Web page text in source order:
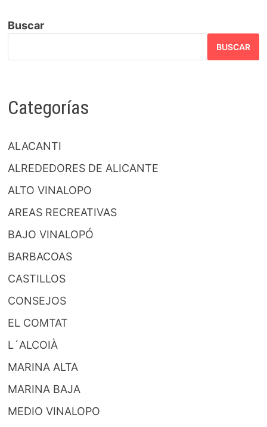
Buscar
BUSCAR
Categorías
ALACANTI
ALREDEDORES DE ALICANTE
ALTO VINALOPO
AREAS RECREATIVAS
BAJO VINALOPÓ
BARBACOAS
CASTILLOS
CONSEJOS
EL COMTAT
L´ALCOIÀ
MARINA ALTA
MARINA BAJA
MEDIO VINALOPO